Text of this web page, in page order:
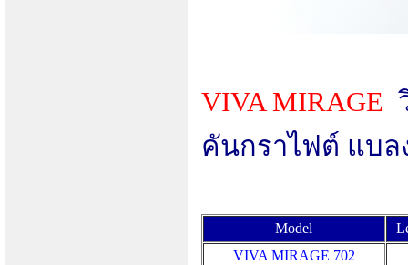
VIVA MIRAGE
คันกราไฟต์ แบ
Model
VIVA MIRAGE 702